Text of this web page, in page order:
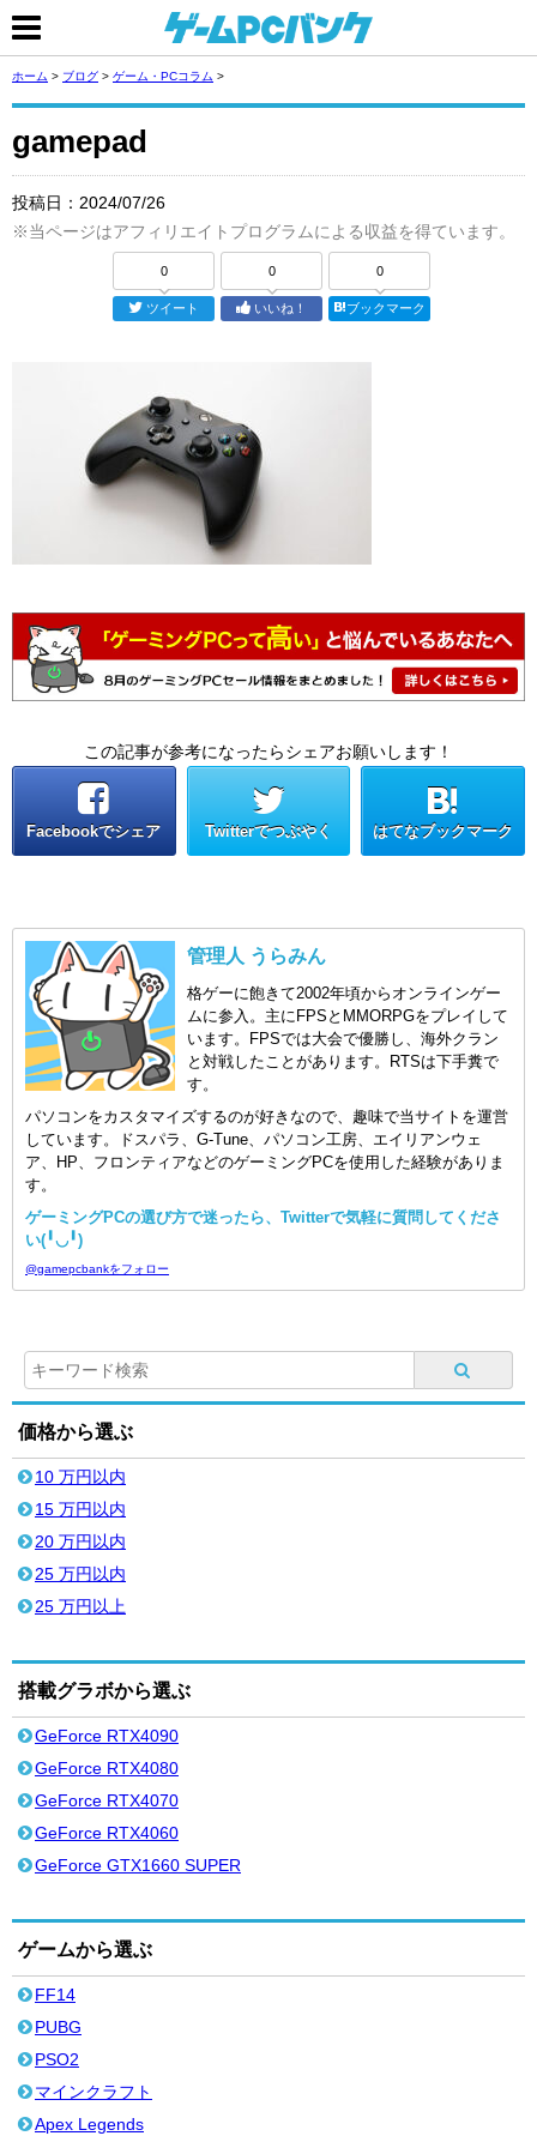
ホーム > ブログ > ゲーム・PCコラム >
gamepad
投稿日： 2024/07/26
※当ページはアフィリエイトプログラムによる収益を得ています。
0
ツイート
0
いいね！
0
ブックマーク
この記事が参考になったらシェアお願いします！
Facebookでシェア Twitterでつぶやく はてなブックマーク
管理人 うらみん
格ゲーに飽きて2002年頃からオンラインゲー
ムに参入。主にFPSとMMORPGをプレイして
います。FPSでは大会で優勝し、海外クラン
と対戦したことがあります。RTSは下手糞で
す。
パソコンをカスタマイズするのが好きなので、趣味で当サイトを運営
しています。ドスパラ、G-Tune、パソコン工房、エイリアンウェ
ア、HP、フロンティアなどのゲーミングPCを使用した経験がありま
す。
ゲーミングPCの選び方で迷ったら、Twitterで気軽に質問してくださ
い(╹◡╹)
@gamepcbankをフォロー
価格から選ぶ
10 万円以内
15 万円以内
20 万円以内
25 万円以内
25 万円以上
搭載グラボから選ぶ
GeForce RTX4090
GeForce RTX4080
GeForce RTX4070
GeForce RTX4060
GeForce GTX1660 SUPER
ゲームから選ぶ
FF14
PUBG
PSO2
マインクラフト
Apex Legends